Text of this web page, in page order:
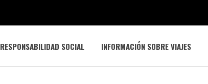
RESPONSABILIDAD SOCIAL INFORMACIÓN SOBRE VIAJES